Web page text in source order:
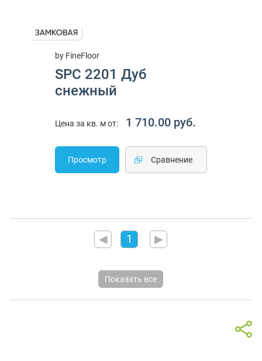
by FineFloor
SPC 2201 Дуб
снежный
Цена за кв. м от: 1 710.00 руб.
Просмотр Cравнение
◀ 1 ▶
Показать все